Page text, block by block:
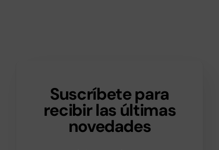
Suscríbete para
recibir las últimas
novedades